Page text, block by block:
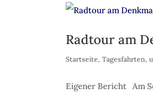
Radtour am
Startseite,Tagesfahrten,
Eigener Bericht Am